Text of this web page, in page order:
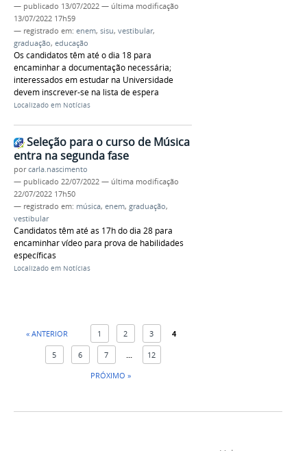
— publicado 13/07/2022 — última modificação
13/07/2022 17h59
— registrado em: enem, sisu, vestibular,
graduação, educação
Os candidatos têm até o dia 18 para
encaminhar a documentação necessária;
interessados em estudar na Universidade
devem inscrever-se na lista de espera
Localizado em Notícias
Seleção para o curso de Música
entra na segunda fase
porcarla.nascimento
— publicado 22/07/2022 — última modificação
22/07/2022 17h50
— registrado em: música, enem, graduação,
vestibular
Candidatos têm até as 17h do dia 28 para
encaminhar vídeo para prova de habilidades
específicas
Localizado em Notícias
« ANTERIOR 1 2 3 4
5 6 7
12
PRÓXIMO »